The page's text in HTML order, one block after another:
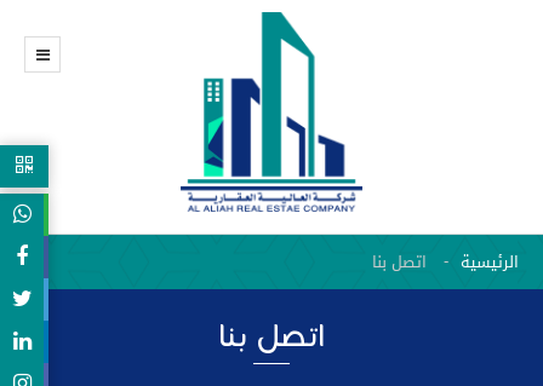
الرئيسية اتصل بنا
اتصل بنا